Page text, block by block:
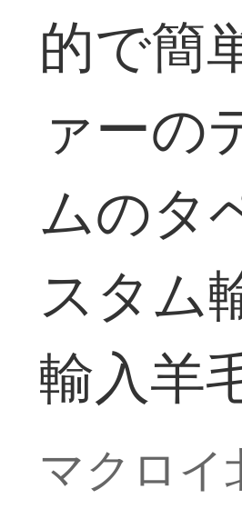
的で簡
ァーの
ムのタ
スタム
輸入羊
マクロイ